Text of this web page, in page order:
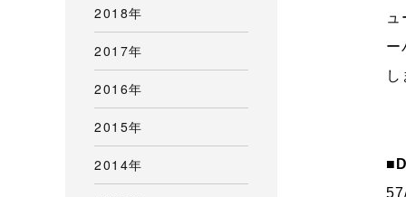
ー
2018年
2017年
2016年
2015年
2014年